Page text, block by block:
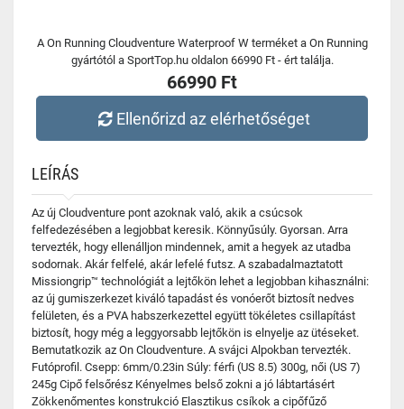
A On Running Cloudventure Waterproof W terméket a On Running
gyártótól a SportTop.hu oldalon 66990 Ft - ért találja.
66990 Ft
Ellenőrizd az elérhetőséget
LEÍRÁS
Az új Cloudventure pont azoknak való, akik a csúcsok
felfedezésében a legjobbat keresik. Könnyűsúly. Gyorsan. Arra
tervezték, hogy ellenálljon mindennek, amit a hegyek az utadba
sodornak. Akár felfelé, akár lefelé futsz. A szabadalmaztatott
Missiongrip™ technológiát a lejtőkön lehet a legjobban kihasználni:
az új gumiszerkezet kiváló tapadást és vonóerőt biztosít nedves
felületen, és a PVA habszerkezettel együtt tökéletes csillapítást
biztosít, hogy még a leggyorsabb lejtőkön is elnyelje az ütéseket.
Bemutatkozik az On Cloudventure. A svájci Alpokban tervezték.
Futóprofil. Csepp: 6mm/0.23in Súly: férfi (US 8.5) 300g, női (US 7)
245g Cipő felsőrész Kényelmes belső zokni a jó lábtartásért
Zökkenőmentes konstrukció Elasztikus csíkok a cipőfűző